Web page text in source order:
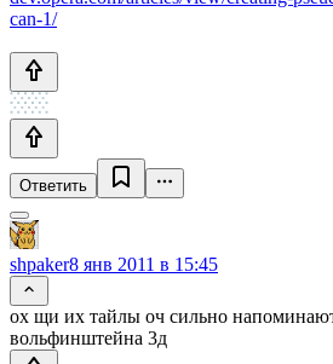
can-1/
Ответить
shpaker8 янв 2011 в 15:45
ох щи их тайлы оч сильно
вольфинштейна 3д